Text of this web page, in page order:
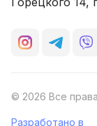
© 2026 Все
Разработано в